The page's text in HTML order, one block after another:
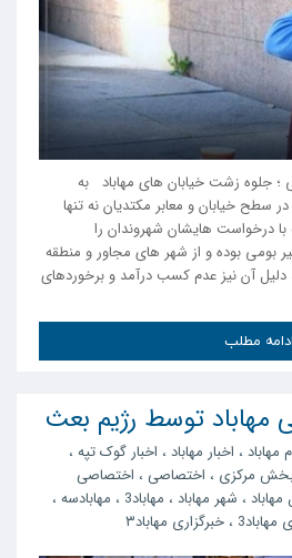
؛ جلوه زشت خیابان های مهاباد به
مهاباد۳: امروز در سطح خیابان و معابر مکتدیان نه تنها
با درخواست هایشان شهروندان را
بومی بوده و از شهر های مجاور و منطقه
دلیل آن نیز عدم کسب درآمد و برخوردهای
ادامه مطلب
مهاباد توسط رژیم بعث
، اخبار مهاباد ، اخبار گوک تپه ،
مرکزی ، اختصاصی ، اختصاصی
، شهر مهاباد ، مهاباد3 ، مهابادسه ،
مهاباد3 ، خبرگزاری مهاباد۳